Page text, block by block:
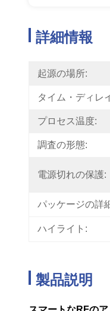
詳細情報
起源の場所:
タイム・ディレ
プロセス温度:
調査の形態:
電源切れの保護:
パッケージの詳
ハイライト:
製品説明